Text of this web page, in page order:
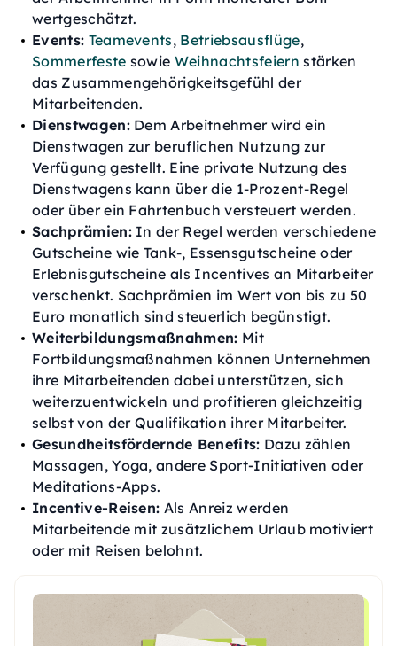
wertgeschätzt.
Events: Teamevents, Betriebsausflüge,
Sommerfeste sowie Weihnachtsfeiern stärken
das Zusammengehörigkeitsgefühl der
Mitarbeitenden.
Dienstwagen:Dem Arbeitnehmer wird ein
Dienstwagen zur beruflichen Nutzung zur
Verfügung gestellt. Eine private Nutzung des
Dienstwagens kann über die 1-Prozent-Regel
oder über ein Fahrtenbuch versteuert werden.
Sachprämien:In der Regel werden verschiedene
Gutscheine wie Tank-, Essensgutscheine oder
Erlebnisgutscheine als Incentives an Mitarbeiter
verschenkt. Sachprämien im Wert von bis zu 50
Euro monatlich sind steuerlich begünstigt.
Weiterbildungsmaßnahmen: Mit
Fortbildungsmaßnahmen können Unternehmen
ihre Mitarbeitenden dabei unterstützen, sich
weiterzuentwickeln und profitieren gleichzeitig
selbst von der Qualifikation ihrer Mitarbeiter.
Gesundheitsfördernde Benefits: Dazu zählen
Massagen, Yoga, andere Sport-Initiativen oder
Meditations-Apps.
Incentive-Reisen: Als Anreiz werden
Mitarbeitende mit zusätzlichem Urlaub motiviert
oder mit Reisen belohnt.